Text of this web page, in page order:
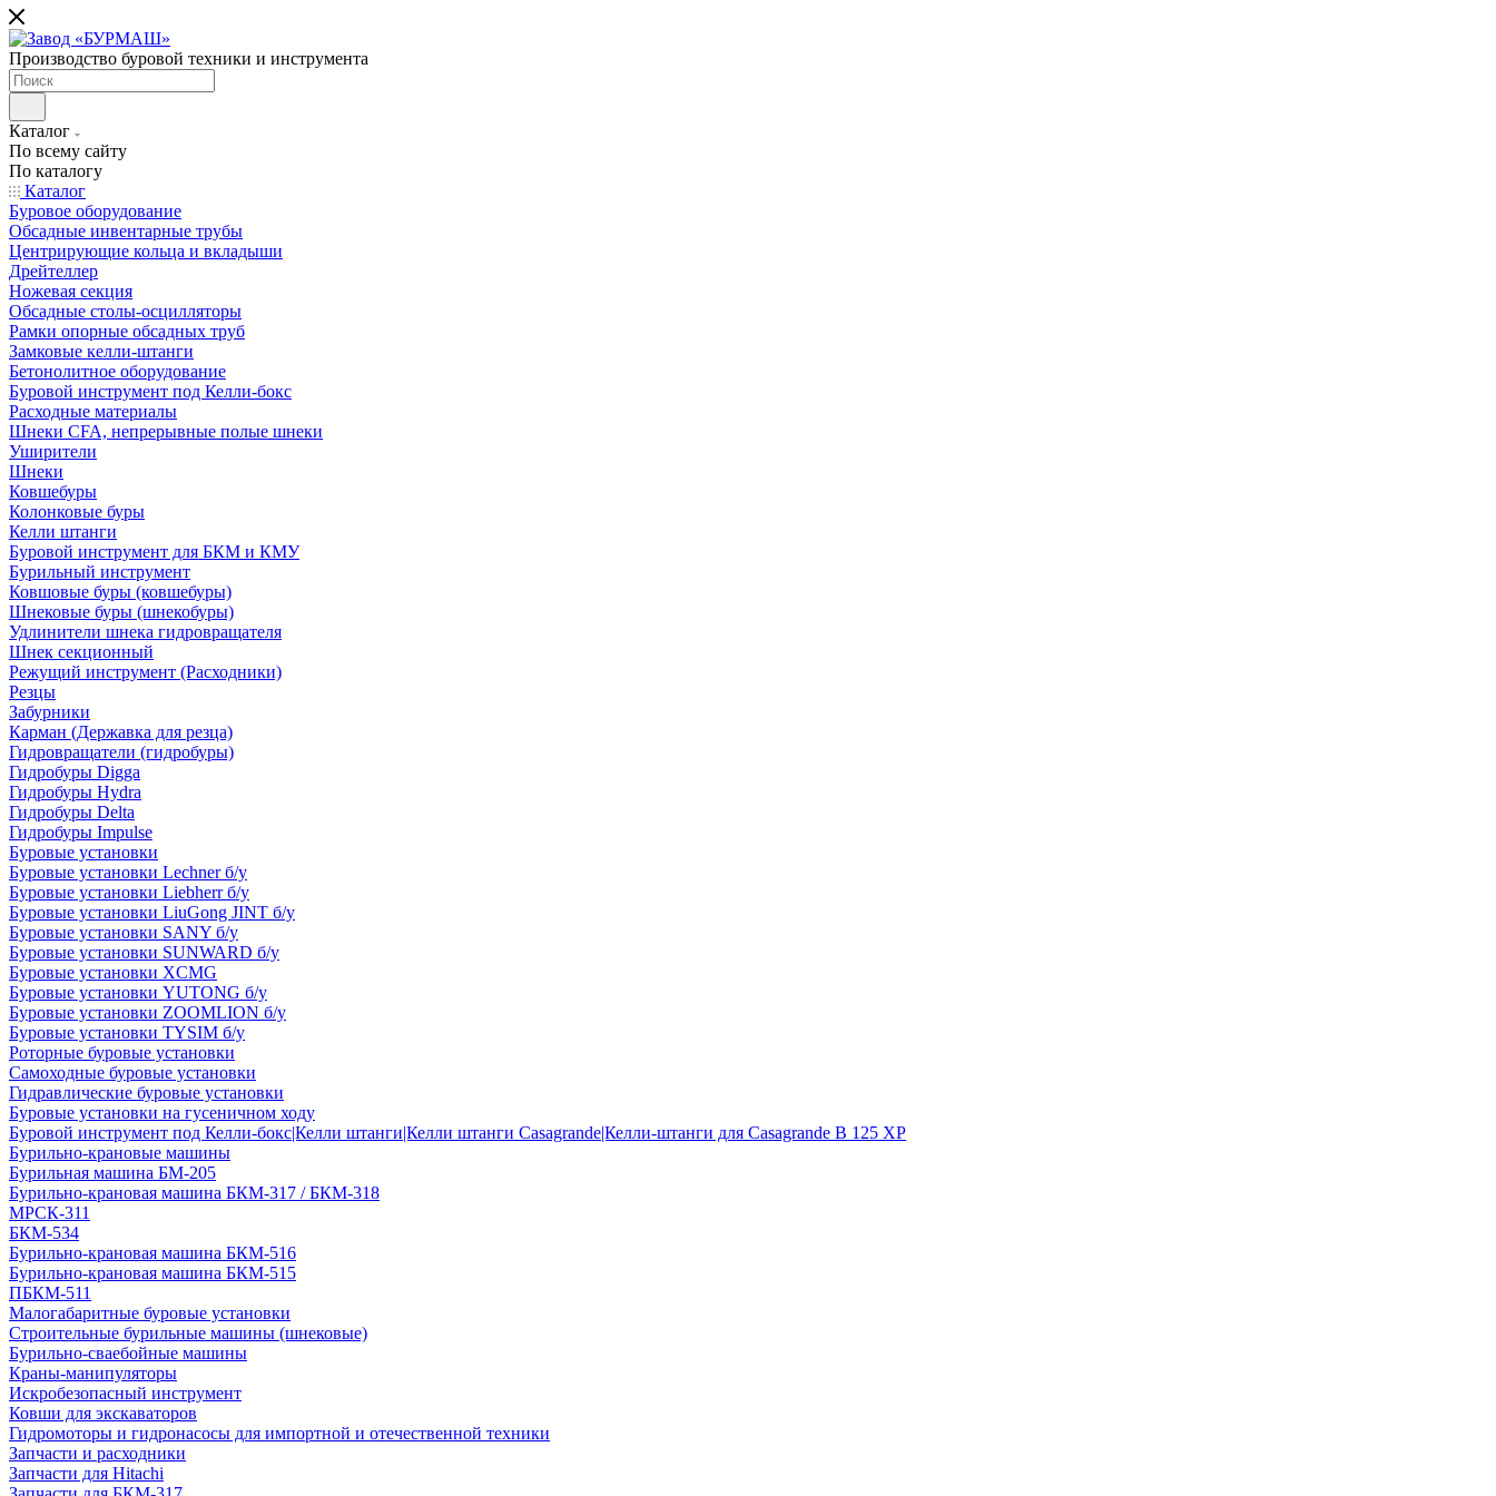
Производство буровой техники и инструмента
Каталог
По всему сайту
По каталогу
Каталог
Буровое оборудование
Обсадные инвентарные трубы
Центрирующие кольца и вкладыши
Дрейтеллер
Ножевая секция
Обсадные столы-осцилляторы
Рамки опорные обсадных труб
Замковые келли-штанги
Бетонолитное оборудование
Буровой инструмент под Келли-бокс
Расходные материалы
Шнеки CFA, непрерывные полые шнеки
Уширители
Шнеки
Ковшебуры
Колонковые буры
Келли штанги
Буровой инструмент для БКМ и КМУ
Бурильный инструмент
Ковшовые буры (ковшебуры)
Шнековые буры (шнекобуры)
Удлинители шнека гидровращателя
Шнек секционный
Режущий инструмент (Расходники)
Резцы
Забурники
Карман (Державка для резца)
Гидровращатели (гидробуры)
Гидробуры Digga
Гидробуры Hydra
Гидробуры Delta
Гидробуры Impulse
Буровые установки
Буровые установки Lechner б/у
Буровые установки Liebherr б/у
Буровые установки LiuGong JINT б/у
Буровые установки SANY б/у
Буровые установки SUNWARD б/у
Буровые установки XCMG
Буровые установки YUTONG б/у
Буровые установки ZOOMLION б/у
Буровые установки TYSIM б/у
Роторные буровые установки
Самоходные буровые установки
Гидравлические буровые установки
Буровые установки на гусеничном ходу
Буровой инструмент под Келли-бокс|Келли штанги|Келли штанги Casagrande|Келли-штанги для Casagrande B 125 XP
Бурильно-крановые машины
Бурильная машина БМ-205
Бурильно-крановая машина БКМ-317 / БКМ-318
МРСК-311
БКМ-534
Бурильно-крановая машина БКМ-516
Бурильно-крановая машина БКМ-515
ПБКМ-511
Малогабаритные буровые установки
Строительные бурильные машины (шнековые)
Бурильно-сваебойные машины
Краны-манипуляторы
Искробезопасный инструмент
Ковши для экскаваторов
Гидромоторы и гидронасосы для импортной и отечественной техники
Запчасти и расходники
Запчасти для Hitachi